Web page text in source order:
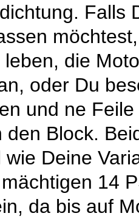
Falls
die
oder Du
und ne
den Block.
wie Deine
14
da bis auf